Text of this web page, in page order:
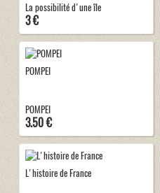
La possibilité d'une île
3 €
POMPEI
POMPEI
3.50 €
L'histoire de France